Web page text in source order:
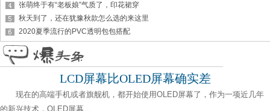
张萌终于有“老板娘”气质了，印花裙穿
秋天到了，还在犹豫秋款怎么选的来这里
2020夏季流行的PVC透明包包搭配
LCD屏幕比OLED屏幕确实差
现在的高端手机或者旗舰机，都开始使用OLED屏幕了，作为一项近几年
的新兴技术，OLED屏幕...